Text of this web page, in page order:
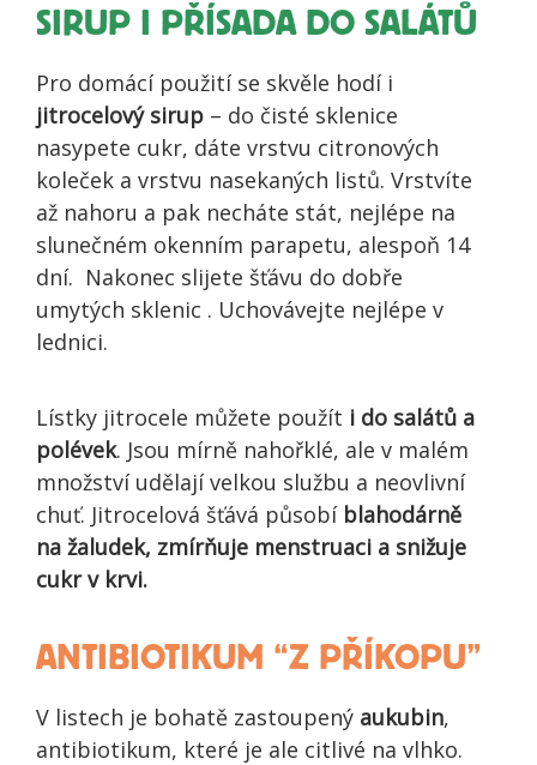
SIRUP I PŘÍSADA DO SALÁTŮ
Pro domácí použití se skvěle hodí i
jitrocelový sirup – do čisté sklenice
nasypete cukr, dáte vrstvu citronových
koleček a vrstvu nasekaných listů. Vrstvíte
až nahoru a pak necháte stát, nejlépe na
slunečném okenním parapetu, alespoň 14
dní. Nakonec slijete šťávu do dobře
umytých sklenic . Uchovávejte nejlépe v
lednici.
Lístky jitrocele můžete použít i do salátů a
polévek. Jsou mírně nahořklé, ale v malém
množství udělají velkou službu a neovlivní
chuť. Jitrocelová šťává působíblahodárně
na žaludek, zmírňuje menstruaci a snižuje
cukr v krvi.
ANTIBIOTIKUM “Z PŘÍKOPU”
V listech je bohatě zastoupený aukubin,
antibiotikum, které je ale citlivé na vlhko.